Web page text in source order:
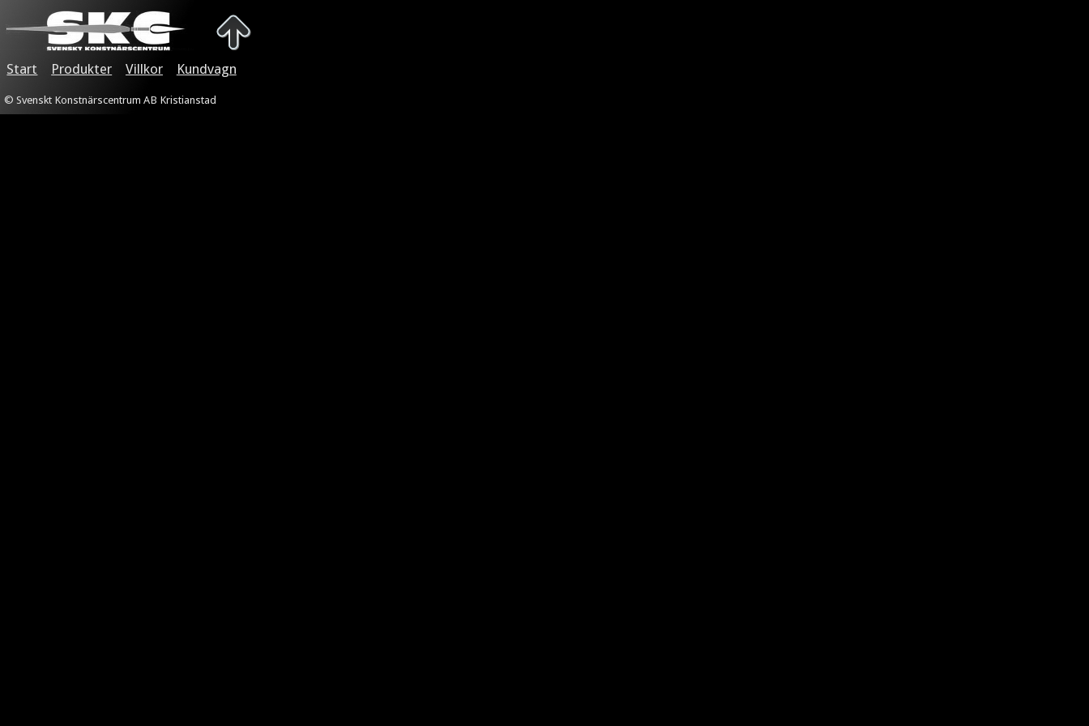
Start Produkter Villkor Kundvagn
© Svenskt Konstnärscentrum AB Kristianstad